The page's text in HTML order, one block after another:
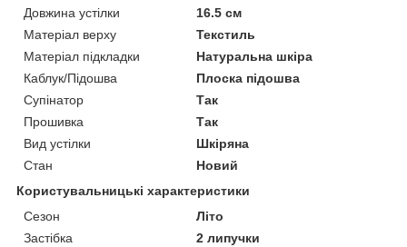
Довжина устілки
16.5 см
Матеріал верху
Текстиль
Матеріал підкладки
Натуральна шкіра
Каблук/Підошва
Плоска підошва
Супінатор
Так
Прошивка
Так
Вид устілки
Шкіряна
Стан
Новий
Користувальницькі характеристики
Сезон
Літо
Застібка
2 липучки